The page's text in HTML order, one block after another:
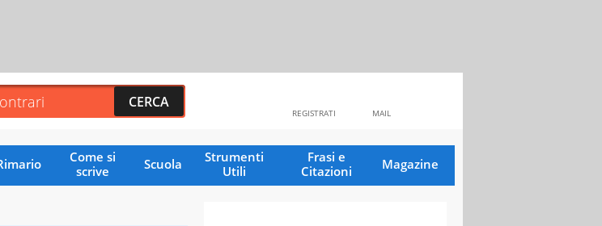
MAIL
REGISTRATI
Come si
scrive
Scuola
Strumenti
Utili
Frasi e
Citazioni
Magazine